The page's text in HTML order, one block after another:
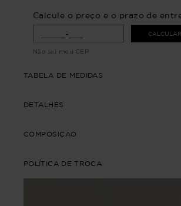
Calcule o preço e o prazo de
Não sei meu CEP
TABELA DE MEDIDAS
DETALHES
COMPOSIÇÃO
POLÍTICA DE TROCA